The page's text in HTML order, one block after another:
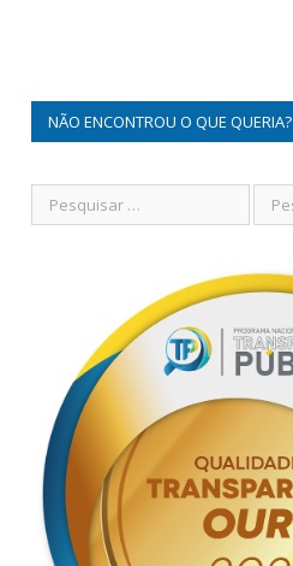
NÃO ENCONTROU O QUE QUERIA?